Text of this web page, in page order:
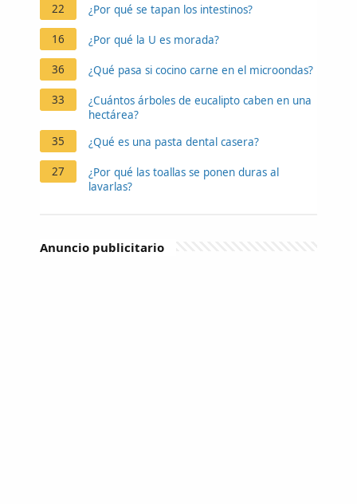
22 ¿Por qué se tapan los intestinos?
16 ¿Por qué la U es morada?
36 ¿Qué pasa si cocino carne en el microondas?
33
¿Cuántos árboles de eucalipto caben en una
hectárea?
35
¿Qué es una pasta dental casera?
27
¿Por qué las toallas se ponen duras al
lavarlas?
Anuncio publicitario